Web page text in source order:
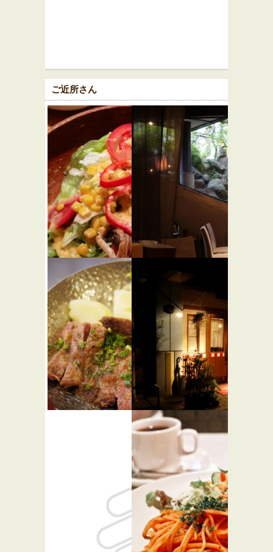
ご近所さん
ハシヤ ス
パゲティ
代々木八幡
本店
洋食
おばんざ
い 創作和
食 HIBARI
★☆☆
せきぐち
亭 ★★☆
洋食